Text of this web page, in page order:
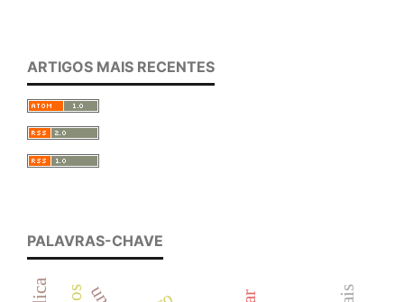
ARTIGOS MAIS RECENTES
PALAVRAS-CHAVE